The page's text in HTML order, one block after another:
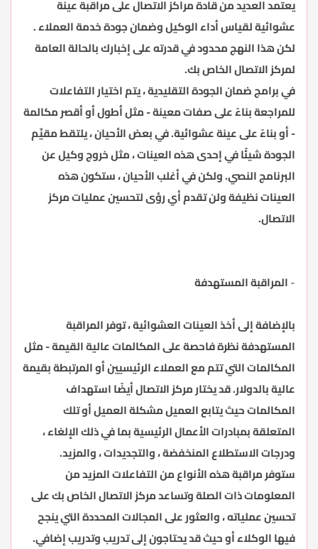
يعتمد العديد من قادة مراكز الاتصال على مراقبة عينة
عشوائية لقياس أداء الوكيل وضمان جودة خدمة العملاء .
لكن هذا النهج محدود في قدرته على إخبارك بالحالة العامة
لمركز الاتصال الخاص بك.
في برامج ضمان الجودة التقليدية ، يتم اختيار التفاعلات
للمراجعة بناءً على صفات معينة - مثل أطول أو أقصر مكالمة
- أو بناءً على عينة عشوائية. في بعض الأحيان ، يلتقط مقيِّم
الجودة شيئًا في إحدى هذه العينات ، مثل خروج وكيل عن
البرنامج النصي. ولكن في أغلب الأحيان ، ستكون هذه
العينات نظيفة ولن تقدم أي رؤى لتحسين عمليات مركز
الاتصال.
-المراقبة المستهدفة
بالإضافة إلى أخذ العينات العشوائية ، توفر المراقبة
المستهدفة نظرة فاحصة على المكالمات عالية القيمة - مثل
المكالمات التي تتم مع العملاء الرئيسيين أو المرتبطة بقيمة
عالية بالدولار. قد يختار مركز الاتصال أيضًا استهداف
المكالمات حيث يتابع العميل مشكلة العميل أو تلك
المتعلقة بمبادرات الأعمال الرئيسية بما في ذلك الإلغاء ،
ودرجات الاستطلاع المنخفضة ، والتجديدات ، والمزيد.
ستوفر مراقبة هذه الأنواع من التفاعلات المزيد من
المعلومات ذات الصلة وتساعد مركز الاتصال الخاص بك على
تحسين عملياته ، والعثور على المجالات المحددة التي ينجح
فيها الوكلاء أو حيث قد يحتاجون إلى تدريب وتدريب إضافي.